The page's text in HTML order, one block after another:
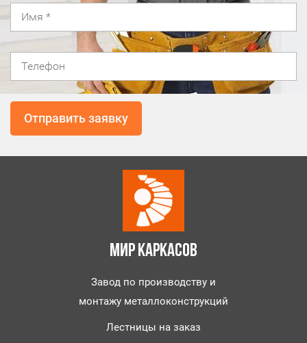
МИР КАРКАСОВ
Завод по производству и
монтажу металлоконструкций
Лестницы на заказ